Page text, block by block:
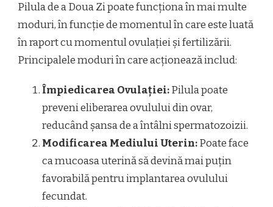
Pilula de a Doua Zi poate funcționa în mai multe
moduri, în funcție de momentul în care este luată
în raport cu momentul ovulației și fertilizării.
Principalele moduri în care acționează includ:
Împiedicarea Ovulației:Pilula poate
preveni eliberarea ovulului din ovar,
reducând șansa de a întâlni spermatozoizii.
Modificarea Mediului Uterin:Poate face
ca mucoasa uterină să devină mai puțin
favorabilă pentru implantarea ovulului
fecundat.